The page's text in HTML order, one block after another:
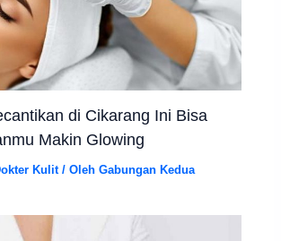
di Cikarang Ini Bisa
Makin Glowing
Kulit/ OlehGabungan Kedua